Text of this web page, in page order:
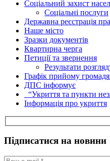
Соціальний захист
Соціальні послуги
Державна реєстрація
Наше місто
Зразки документів
Квартирна черга
Петиції та звернення
Результати
Графік прийому
ДПС інформує
“Укриття та пункти
Інформація про укриття
Підписатися на новини